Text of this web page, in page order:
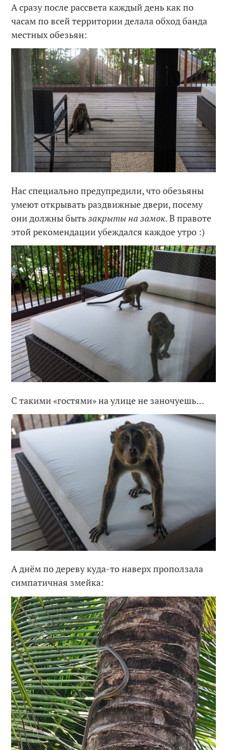
А сразу после рассвета каждый день как по
часам по всей территории делала обход банда
местных обезьян:
Нас специально предупредили, что обезьяны
умеют открывать раздвижные двери, посему
они должны бытьзакрыты на замок. В правоте
этой рекомендации убеждался каждое утро :)
С такими «гостями» на улице не заночуешь…
А днём по дереву куда-то наверх проползала
симпатичная змейка: